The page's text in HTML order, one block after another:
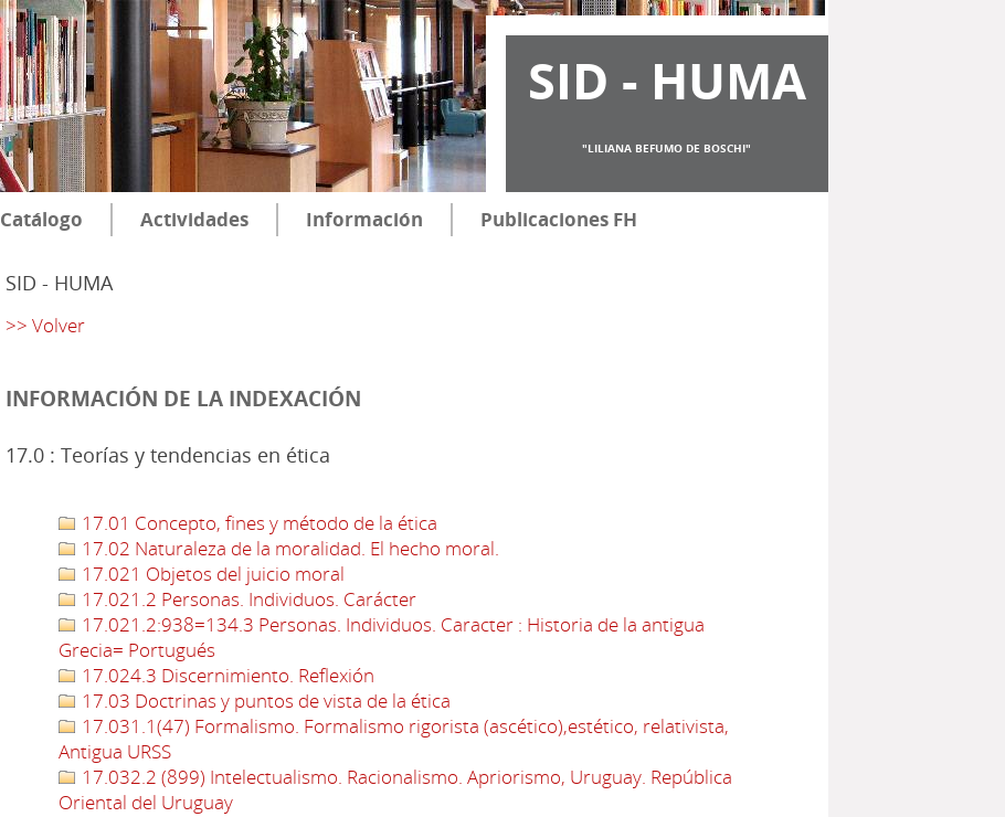
SID - HUMA
"LILIANA BEFUMO DE BOSCHI"
Catálogo Actividades Información Publicaciones FH
SID - HUMA
>> Volver
INFORMACIÓN DE LA INDEXACIÓN
17.0 : Teorías y tendencias en ética
17.01 Concepto, fines y método de la ética
17.02 Naturaleza de la moralidad. El hecho moral.
17.021 Objetos del juicio moral
17.021.2 Personas. Individuos. Carácter
17.021.2:938=134.3 Personas. Individuos. Caracter : Historia de la antigua
Grecia= Portugués
17.024.3 Discernimiento. Reflexión
17.03 Doctrinas y puntos de vista de la ética
17.031.1(47) Formalismo. Formalismo rigorista (ascético),estético, relativista,
Antigua URSS
17.032.2 (899) Intelectualismo. Racionalismo. Apriorismo, Uruguay. República
Oriental del Uruguay